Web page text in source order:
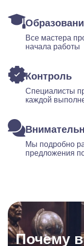
Все мастера
начала работы
Контроль
Специалисты
каждой
Мы подробно
предложения
Почему